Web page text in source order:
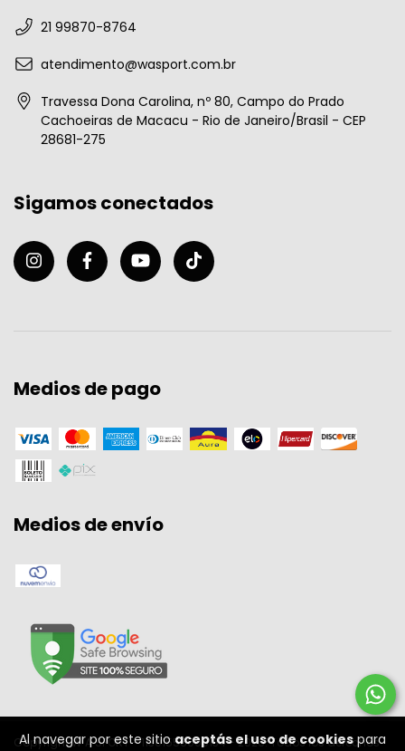
Al navegar por este sitioaceptás el uso de cookiespara
21 99870-8764
atendimento@wasport.com.br
Travessa Dona Carolina, nº 80, Campo do Prado
Cachoeiras de Macacu - Rio de Janeiro/Brasil - CEP
28681-275
Sigamos conectados
Medios de pago
Medios de envío
Copyright W A SPORT - 11301556000134 - 2026. Todos los derechos